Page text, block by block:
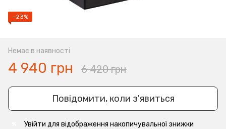
−23%
Немає в наявності
4 940 грн 6 420 грн
Повідомити, коли з'явиться
Увійти для відображення накопичувальної знижки